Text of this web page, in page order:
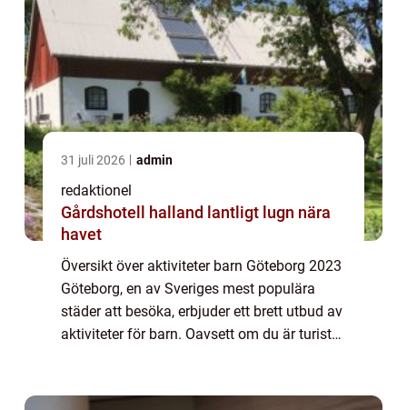
31 juli 2026 admin
redaktionel
Gårdshotell halland lantligt lugn nära
havet
Översikt över aktiviteter barn Göteborg 2023
Göteborg, en av Sveriges mest populära
städer att besöka, erbjuder ett brett utbud av
aktiviteter för barn. Oavsett om du är turist